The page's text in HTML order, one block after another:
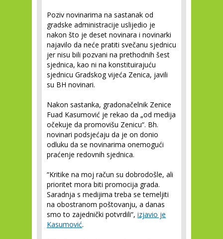
Poziv novinarima na sastanak od
gradske administracije uslijedio je
nakon što je deset novinara i novinarki
najavilo da neće pratiti svečanu sjednicu
jer nisu bili pozvani na prethodnih šest
sjednica, kao ni na konstituirajuću
sjednicu Gradskog vijeća Zenica, javili
su BH novinari.
Nakon sastanka, gradonačelnik Zenice
Fuad Kasumović je rekao da „od medija
očekuje da promovišu Zenicu“. Bh.
novinari podsjećaju da je on donio
odluku da se novinarima onemogući
praćenje redovnih sjednica.
“Kritike na moj račun su dobrodošle, ali
prioritet mora biti promocija grada.
Saradnja s medijima treba se temeljiti
na obostranom poštovanju, a danas
smo to zajednički potvrdili“, izjavio je
Kasumović.